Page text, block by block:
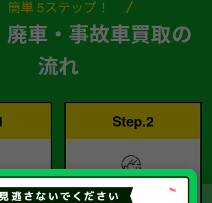
簡単 5ステップ！
廃車・事故車買取の
流れ
Step.2